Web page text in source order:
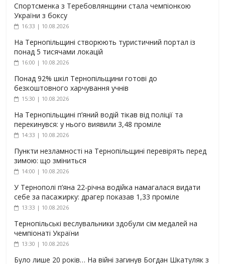
Спортсменка з Теребовлянщини стала чемпіонкою
України з боксу
16:33 | 10.08.2026
На Тернопільщині створюють туристичний портал із
понад 5 тисячами локацій
16:00 | 10.08.2026
Понад 92% шкіл Тернопільщини готові до
безкоштовного харчування учнів
15:30 | 10.08.2026
На Тернопільщині п’яний водій тікав від поліції та
перекинувся: у нього виявили 3,48 проміле
14:33 | 10.08.2026
Пункти незламності на Тернопільщині перевірять перед
зимою: що зміниться
14:00 | 10.08.2026
У Тернополі п’яна 22-річна водійка намагалася видати
себе за пасажирку: драгер показав 1,33 проміле
13:33 | 10.08.2026
Тернопільські веслувальники здобули сім медалей на
чемпіонаті України
13:30 | 10.08.2026
Було лише 20 років… На війні загинув Богдан Шкатуляк з